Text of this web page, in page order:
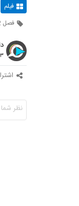
فیلم
فصل 2 ممنوعه قسمت 8
۲۳